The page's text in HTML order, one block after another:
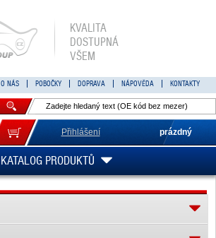
KVALITA
DOSTUPNÁ
VŠEM
O NÁS POBOČKY DOPRAVA NÁPOVĚDA KONTAKTY
Přihlášení prázdný
KATALOG PRODUKTŮ